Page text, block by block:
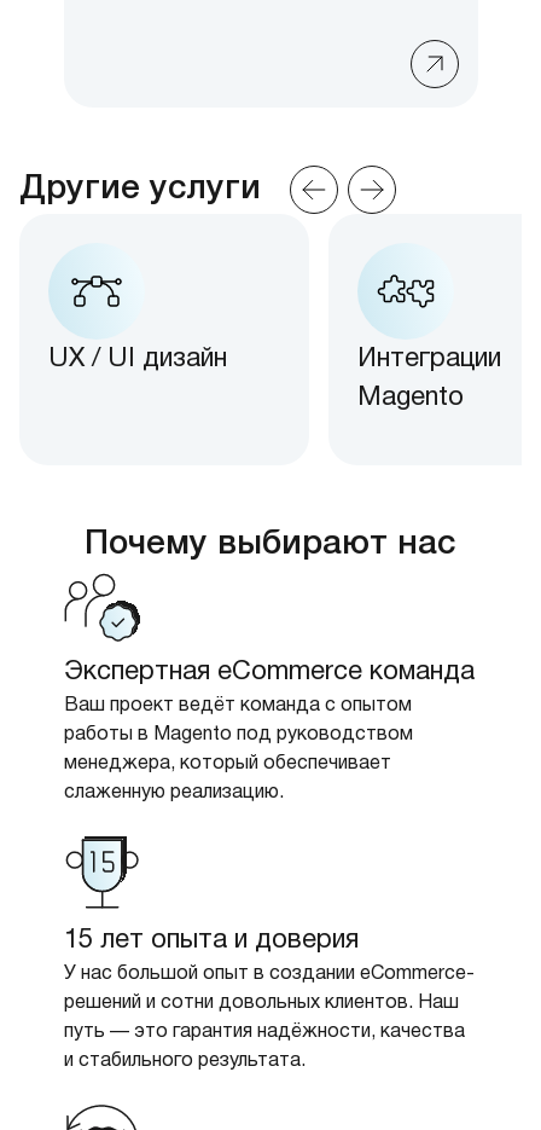
Другие услуги
UX / UI дизайн
Интеграции
Magento
Почему выбирают нас
Экспертная eCommerce команда
Ваш проект ведёт команда с опытом
работы в Magento под руководством
менеджера, который обеспечивает
слаженную реализацию.
15 лет опыта и доверия
У нас большой опыт в создании eCommerce-
решений и сотни довольных клиентов. Наш
путь — это гарантия надёжности, качества
и стабильного результата.